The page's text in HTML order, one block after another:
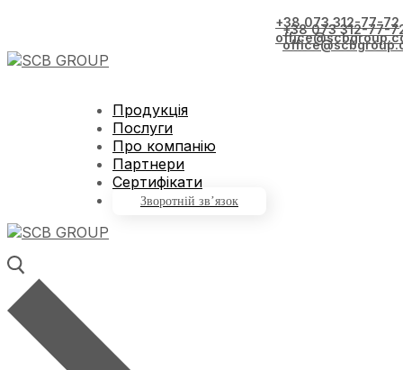
+38 073 312-77-
Продукція
Послуги
Про компанію
Партнери
Сертифікати
Зворотній зв’язок
+38 073 312-77-72